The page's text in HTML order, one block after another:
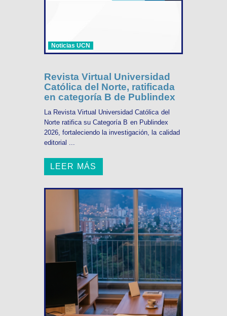
Noticias UCN
Revista Virtual Universidad
Católica del Norte, ratificada
en categoría B de Publindex
La Revista Virtual Universidad Católica del
Norte ratifica su Categoría B en Publindex
2026, fortaleciendo la investigación, la calidad
editorial ...
LEER MÁS